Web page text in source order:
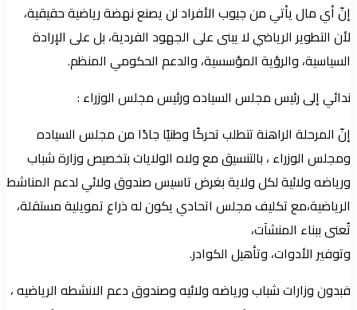
إنّ أي مال يأتي من جيوب الأفراد لن يصنع نهضة رياضية حقيقية،
لأن التطوير الرياضي لا يبنى على الجهود الفردية، بل على الإرادة
السياسية، والرؤية المؤسسية، والدعم الحكومي المنظم.
ندائي إلى رئيس مجلس السياده ورئيس مجلس الوزراء :
إنّ المرحلة الراهنة تتطلب تحركًا وطنيًا جادًا من مجلس السياده
ومجلس الوزراء ، بالتنسيق مع ولاه الولايات بتخصيص وزارة شباب
ورياضه ولائية لكل ولاية بغرض تاسيس صندوق ولائي لدعم المناشط
الرياضية،مع تكليف مجلس اتحادي يكون له ذراع تمويلية مستقلة،
تُعنى ببناء المنشآت،
وتوفير الأدوات، وتأهيل الكوادر.
فبدون وزارات شباب ورياضه ولائيه وصندوق دعم الانشطه الرياضيه ،